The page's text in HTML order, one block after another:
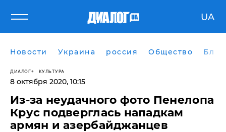
UA
Новости Украина россия Общество
ДИАЛОГ КУЛЬТУРА
8 октября 2020, 10:15
Из-за неудачного фото Пенелопа
Крус подверглась нападкам
армян и азербайджанцев